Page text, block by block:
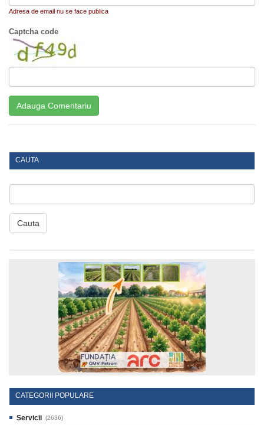
Adresa de email nu se face publica
Captcha code
CAUTA
Cauta
CATEGORII POPULARE
Servicii (2636)